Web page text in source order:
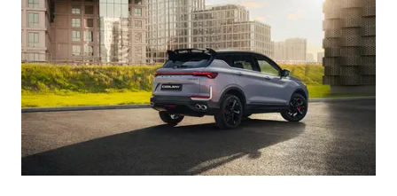
MONJARO
от 4 349 990 ₽*
PREFACE
от 3 079 990 ₽*
Аксессуары
ФИНАНСЫ И УСЛУГИ
Автокредит
Расчет КАСКО
Советы по эксплуатации
Спецпредложения
ПОДДЕРЖКА
Помощь на дорогах